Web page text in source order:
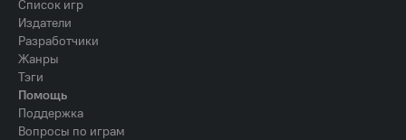
Список игр
Издатели
Разработчики
Жанры
Тэги
Помощь
Поддержка
Вопросы по играм